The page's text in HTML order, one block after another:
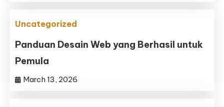
Uncategorized
Panduan Desain Web yang Berhasil untuk
Pemula
March 13, 2026